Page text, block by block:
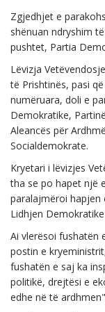
Zgjedhjet e
shënuan ndryshim
pushtet, Partia
Lëvizja
të Prishtinës, pasi
numëruara, doli e
Demokratike,
Aleancës për
Socialdemokrate.
Kryetari i lëvizjes
tha se po hapet një
paralajmëroi hapjen
Lidhjen
Ai vlerësoi fushatën
postin e
fushatën e saj ka
politikë, drejtësi e
edhe në të